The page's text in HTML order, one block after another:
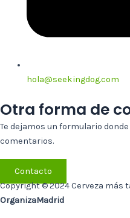
hola@seekingdog.com
Otra forma de
Te dejamos un formulario
comentarios.
Contacto
Copyright © 2024 Cerveza más
OrganizaMadrid